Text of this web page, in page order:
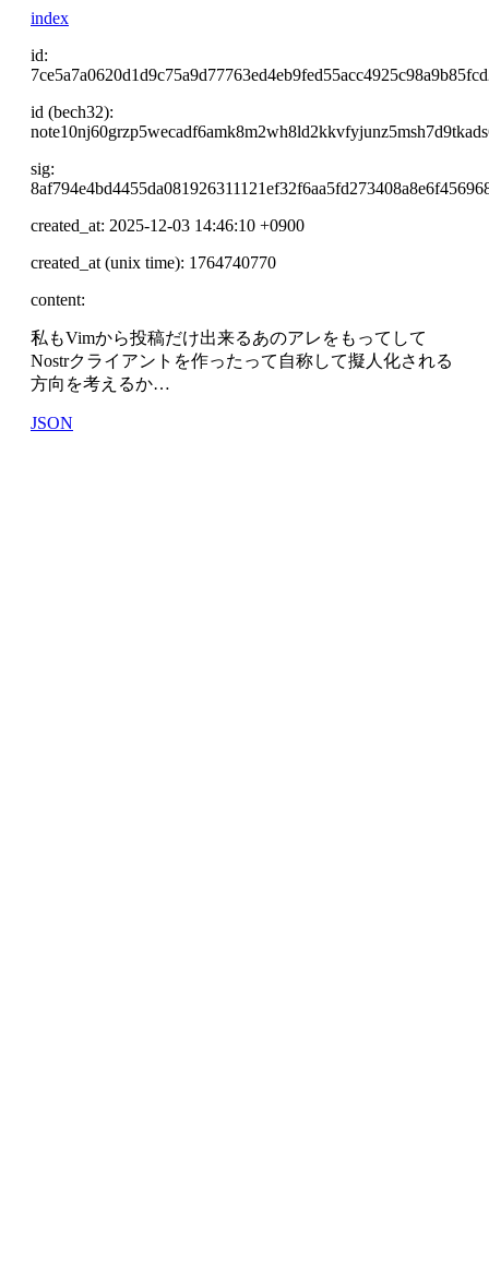
index
id:
id (bech32):
sig:
created_at: 2025-12-03 14:46:10 +0900
created_at (unix time): 1764740770
content:
私もVimから投稿だけ出来るあのアレをもってして
Nostrクライアントを作ったって自称して擬人化される
方向を考えるか…
JSON